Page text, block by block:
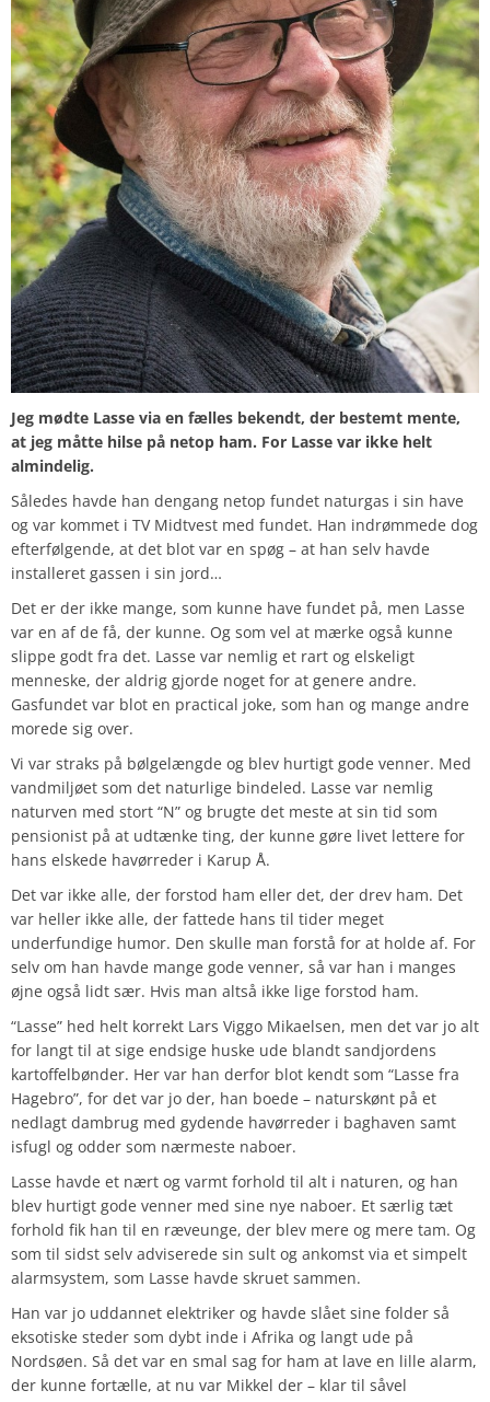
Jeg mødte Lasse via en fælles bekendt, der bestemt mente,
at jeg måtte hilse på netop ham. For Lasse var ikke helt
almindelig.
Således havde han dengang netop fundet naturgas i sin have
og var kommet i TV Midtvest med fundet. Han indrømmede dog
efterfølgende, at det blot var en spøg – at han selv havde
installeret gassen i sin jord…
Det er der ikke mange, som kunne have fundet på, men Lasse
var en af de få, der kunne. Og som vel at mærke også kunne
slippe godt fra det. Lasse var nemlig et rart og elskeligt
menneske, der aldrig gjorde noget for at genere andre.
Gasfundet var blot en practical joke, som han og mange andre
morede sig over.
Vi var straks på bølgelængde og blev hurtigt gode venner. Med
vandmiljøet som det naturlige bindeled. Lasse var nemlig
naturven med stort “N” og brugte det meste at sin tid som
pensionist på at udtænke ting, der kunne gøre livet lettere for
hans elskede havørreder i Karup Å.
Det var ikke alle, der forstod ham eller det, der drev ham. Det
var heller ikke alle, der fattede hans til tider meget
underfundige humor. Den skulle man forstå for at holde af. For
selv om han havde mange gode venner, så var han i manges
øjne også lidt sær. Hvis man altså ikke lige forstod ham.
“Lasse” hed helt korrekt Lars Viggo Mikaelsen, men det var jo alt
for langt til at sige endsige huske ude blandt sandjordens
kartoffelbønder. Her var han derfor blot kendt som “Lasse fra
Hagebro”, for det var jo der, han boede – naturskønt på et
nedlagt dambrug med gydende havørreder i baghaven samt
isfugl og odder som nærmeste naboer.
Lasse havde et nært og varmt forhold til alt i naturen, og han
blev hurtigt gode venner med sine nye naboer. Et særlig tæt
forhold fik han til en ræveunge, der blev mere og mere tam. Og
som til sidst selv adviserede sin sult og ankomst via et simpelt
alarmsystem, som Lasse havde skruet sammen.
Han var jo uddannet elektriker og havde slået sine folder så
eksotiske steder som dybt inde i Afrika og langt ude på
Nordsøen. Så det var en smal sag for ham at lave en lille alarm,
der kunne fortælle, at nu var Mikkel der – klar til såvel